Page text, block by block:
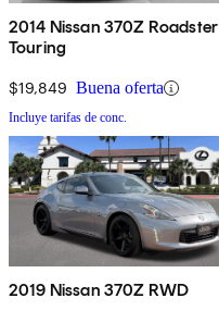
2014 Nissan 370Z Roadster
Touring
$19,849 Buena oferta
Incluye tarifas de conc.
2019 Nissan 370Z RWD